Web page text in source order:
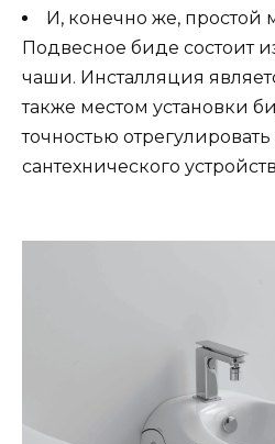
И, конечно же, простой
Подвесное биде состоит
чаши. Инсталляция
также местом установки
точностью отрегулировать
сантехнического